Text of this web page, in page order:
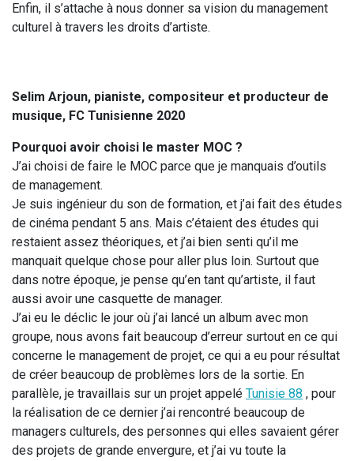
Enfin, il s’attache à nous donner sa vision du management
culturel à travers les droits d’artiste.
Selim Arjoun, pianiste, compositeur et producteur de
musique, FC Tunisienne 2020
Pourquoi avoir choisi le master MOC ?
J’ai choisi de faire le MOC parce que je manquais d’outils
de management.
Je suis ingénieur du son de formation, et j’ai fait des études
de cinéma pendant 5 ans. Mais c’étaient des études qui
restaient assez théoriques, et j’ai bien senti qu’il me
manquait quelque chose pour aller plus loin. Surtout que
dans notre époque, je pense qu’en tant qu’artiste, il faut
aussi avoir une casquette de manager.
J’ai eu le déclic le jour où j’ai lancé un album avec mon
groupe, nous avons fait beaucoup d’erreur surtout en ce qui
concerne le management de projet, ce qui a eu pour résultat
de créer beaucoup de problèmes lors de la sortie. En
parallèle, je travaillais sur un projet appelé Tunisie 88 , pour
la réalisation de ce dernier j’ai rencontré beaucoup de
managers culturels, des personnes qui elles savaient gérer
des projets de grande envergure, et j’ai vu toute la